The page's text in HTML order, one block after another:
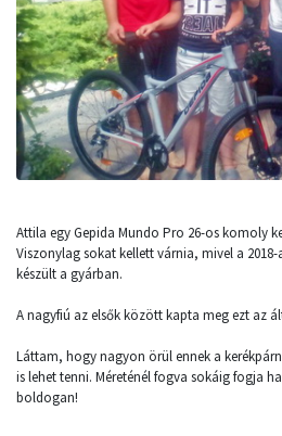
Attila egy Gepida Mundo Pro 26-os komoly
Viszonylag sokat kellett várnia, mivel a
készült a gyárban.
A nagyfiú az elsők között kapta meg ezt az
Láttam, hogy nagyon örül ennek a
is lehet tenni. Méreténél fogva sokáig fogja
boldogan!